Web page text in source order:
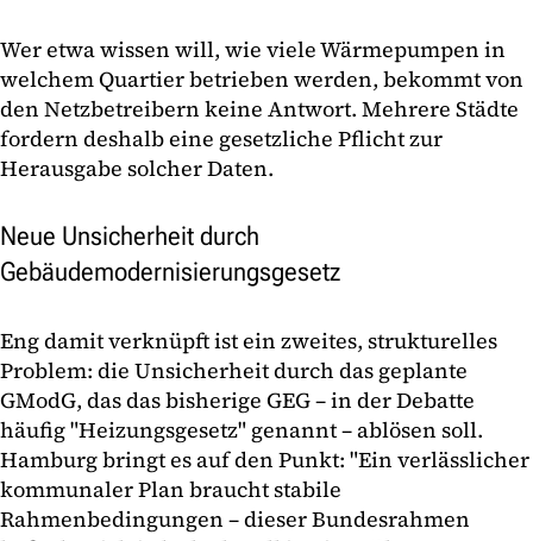
Wer etwa wissen will, wie viele Wärmepumpen in
welchem Quartier betrieben werden, bekommt von
den Netzbetreibern keine Antwort. Mehrere Städte
fordern deshalb eine gesetzliche Pflicht zur
Herausgabe solcher Daten.
Neue Unsicherheit durch
Gebäudemodernisierungsgesetz
Eng damit verknüpft ist ein zweites, strukturelles
Problem: die Unsicherheit durch das geplante
GModG, das das bisherige GEG – in der Debatte
häufig "Heizungsgesetz" genannt – ablösen soll.
Hamburg bringt es auf den Punkt: "Ein verlässlicher
kommunaler Plan braucht stabile
Rahmenbedingungen – dieser Bundesrahmen